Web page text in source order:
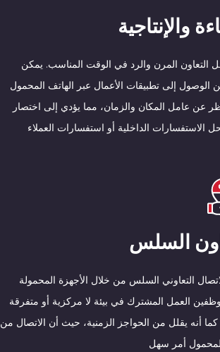
والإنتاجية
التعاون المرن والرد في الوقت المناسب. يمكن
الوصول إلى تطبيقات الأعمال عبر الهاتف المحمول
عن عامل المكان والزمان، مما يؤدي إلى اختصار
الاستفسارات الداخلية أو استفسارات العملاء
السلس
التعاوني السلس من خلال الأجهزة المحمولة
العمل المشترك في بيئة لا مركزية أو متفرقة
كما أنه يقلل من الحواجز الزمنية، حيث أن الاتصال من
أمر سهل